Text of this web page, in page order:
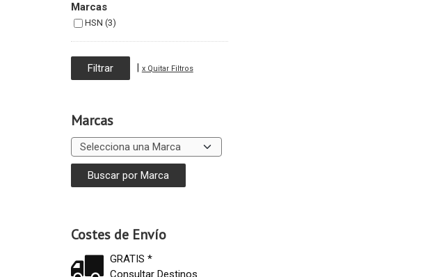
Marcas
HSN (3)
| x Quitar Filtros
Marcas
Costes de Envío
GRATIS *
Consultar Destinos